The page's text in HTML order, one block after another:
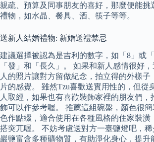
親疏、預算及同事朋友的喜好，那麼便能挑
禮物，如水晶、餐具、酒、筷子等等。
送新人結婚禮物: 新婚送禮禁忌
建議選擇被認為是吉利的數字，如「8」或
「發」和「長久」。 如果和新人感情很好
人的照片讓對方留做紀念，拍立得的外樣子
片的感覺。 雖然Tzu喜歡送實用性的，但從
人取經，如果也有喜歡裝飾家裡的朋友們，
飾可以作參考喔。 推薦這組碗盤，顏色很
色作點綴，適合使用在各種風格的住家裝潢
搭突兀喔。 不妨考慮送對方一臺鹽燈吧，
巖鹽富含多種礦物質，有助淨化身心，提升